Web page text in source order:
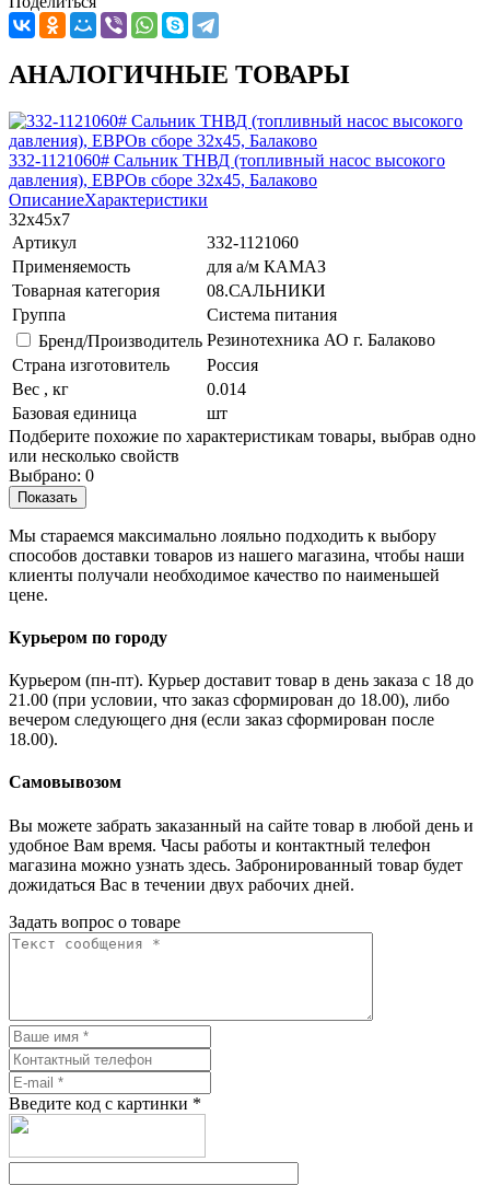
АНАЛОГИЧНЫЕ ТОВАРЫ
332-1121060# Сальник ТНВД (топливный насос высокого
давления), ЕВРОв сборе 32х45, Балаково
ОписаниеХарактеристики
32х45х7
Артикул
332-1121060
Применяемость
для а/м КАМАЗ
Товарная категория
08.САЛЬНИКИ
Группа
Система питания
Бренд/Производитель Резинотехника АО г. Балаково
Страна изготовитель
Россия
Вес , кг
0.014
Базовая единица
шт
Подберите похожие по характеристикам товары, выбрав одно
или несколько свойств
Выбрано: 0
Показать
Мы стараемся максимально лояльно подходить к выбору
способов доставки товаров из нашего магазина, чтобы наши
клиенты получали необходимое качество по наименьшей
цене.
Курьером по городу
Курьером (пн-пт). Курьер доставит товар в день заказа с 18 до
21.00 (при условии, что заказ сформирован до 18.00), либо
вечером следующего дня (если заказ сформирован после
18.00).
Самовывозом
Вы можете забрать заказанный на сайте товар в любой день и
удобное Вам время. Часы работы и контактный телефон
магазина можно узнать здесь. Забронированный товар будет
дожидаться Вас в течении двух рабочих дней.
Задать вопрос о товаре
Введите код с картинки *